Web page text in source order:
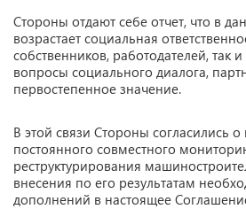
Стороны отдают себе отчет, что в
возрастает социальная
собственников, работодателей, так
вопросы социального диалога,
первостепенное значение.
В этой связи Стороны согласились
постоянного совместного
реструктурирования
внесения по его результатам
дополнений в настоящее